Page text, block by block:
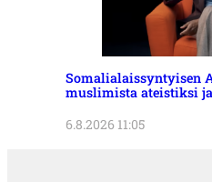
Somalialaissyntyisen
muslimista ateistiksi
6.8.2026 11:05